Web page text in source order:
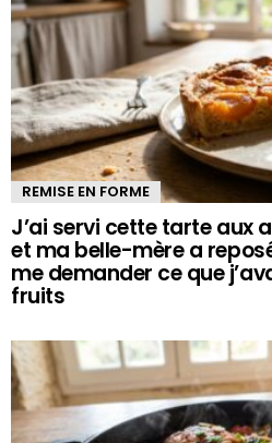
REMISE EN FORME
J’ai servi cette tarte aux
et ma belle-mère a
me demander ce que
fruits